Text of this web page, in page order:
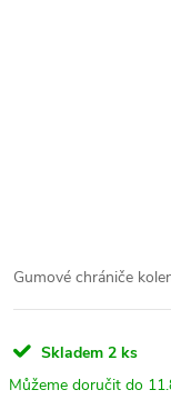
Gumové chrániče
Skladem 2 ks